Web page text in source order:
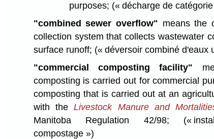
purposes; (« décharge de
"combined sewer overflow" means the
collection system that collects wastewater
surface runoff; (« déversoir combiné d'eaux
"commercial composting facility"
composting is carried out for commercial
composting that is carried out at an
with theLivestock Manure and
Manitoba Regulation 42/98; («
compostage »)